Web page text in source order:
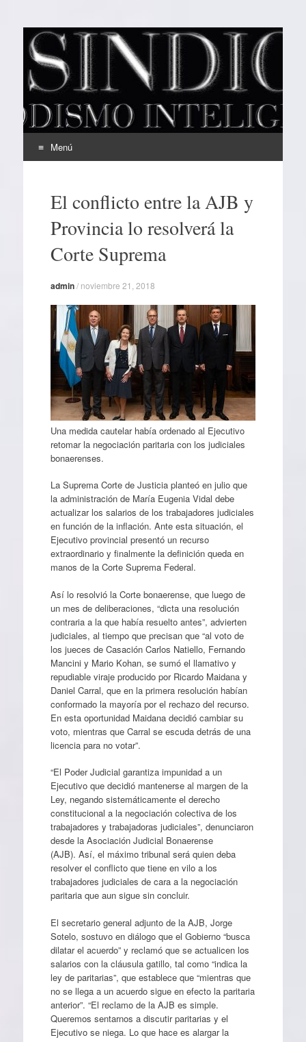
EL SINDICAL
Periodismo Inteligente
Menú
contenidoEl conflicto entre la AJB y
Provincia lo resolverá la
Corte Suprema
admin/ noviembre 21, 2018
Una medida cautelar había ordenado al Ejecutivo
retomar la negociación paritaria con los judiciales
bonaerenses.
La Suprema Corte de Justicia planteó en julio que
la administración de María Eugenia Vidal debe
actualizar los salarios de los trabajadores judiciales
en función de la inflación. Ante esta situación, el
Ejecutivo provincial presentó un recurso
extraordinario y finalmente la definición queda en
manos de la Corte Suprema Federal.
Así lo resolvió la Corte bonaerense, que luego de
un mes de deliberaciones, “dicta una resolución
contraria a la que había resuelto antes”, advierten
judiciales, al tiempo que precisan que “al voto de
los jueces de Casación Carlos Natiello, Fernando
Mancini y Mario Kohan, se sumó el llamativo y
repudiable viraje producido por Ricardo Maidana y
Daniel Carral, que en la primera resolución habían
conformado la mayoría por el rechazo del recurso.
En esta oportunidad Maidana decidió cambiar su
voto, mientras que Carral se escuda detrás de una
licencia para no votar”.
“El Poder Judicial garantiza impunidad a un
Ejecutivo que decidió mantenerse al margen de la
Ley, negando sistemáticamente el derecho
constitucional a la negociación colectiva de los
trabajadores y trabajadoras judiciales”, denunciaron
desde la Asociación Judicial Bonaerense
(AJB). Así, el máximo tribunal será quien deba
resolver el conflicto que tiene en vilo a los
trabajadores judiciales de cara a la negociación
paritaria que aun sigue sin concluir.
El secretario general adjunto de la AJB, Jorge
Sotelo, sostuvo en diálogo que el Gobierno “busca
dilatar el acuerdo” y reclamó que se actualicen los
salarios con la cláusula gatillo, tal como “indica la
ley de paritarias”, que establece que “mientras que
no se llega a un acuerdo sigue en efecto la paritaria
anterior”. “El reclamo de la AJB es simple.
Queremos sentarnos a discutir paritarias y el
Ejecutivo se niega. Lo que hace es alargar la